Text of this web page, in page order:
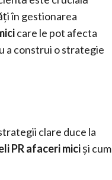
în gestionarea
care le pot afecta
a construi o strategie
clare duce la
PR afaceri miciși cum